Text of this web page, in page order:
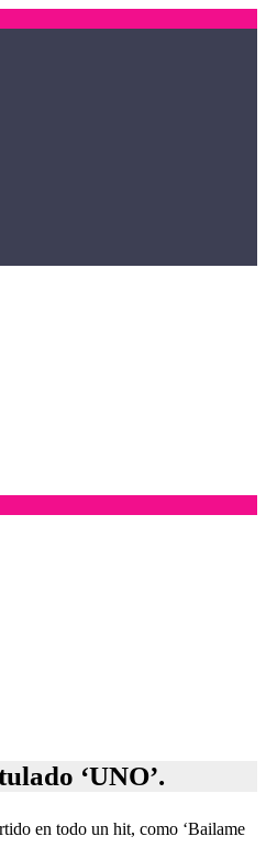
‘UNO’.
en todo un hit, como ‘Bailame